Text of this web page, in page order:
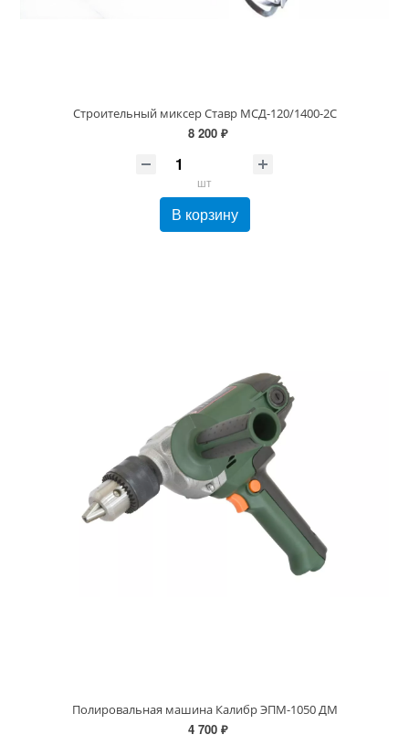
Строительный миксер Ставр МСД-120/1400-2С
8 200 ₽
шт
В корзину
Полировальная машина Калибр ЭПМ-1050 ДМ
4 700 ₽